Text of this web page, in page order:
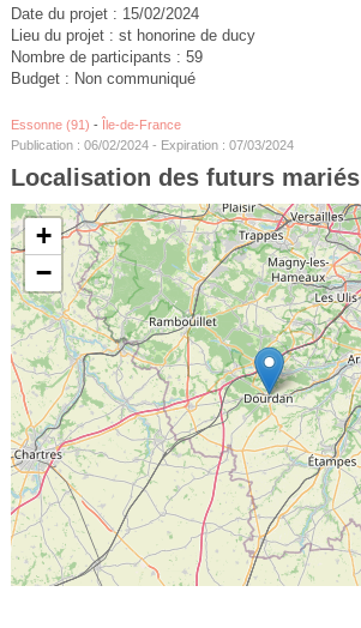
Date du projet : 15/02/2024
Lieu du projet : st honorine de ducy
Nombre de participants : 59
Budget : Non communiqué
Essonne (91) -
Île-de-France
Publication : 06/02/2024 - Expiration : 07/03/2024
Localisation des futurs mariés
+
−